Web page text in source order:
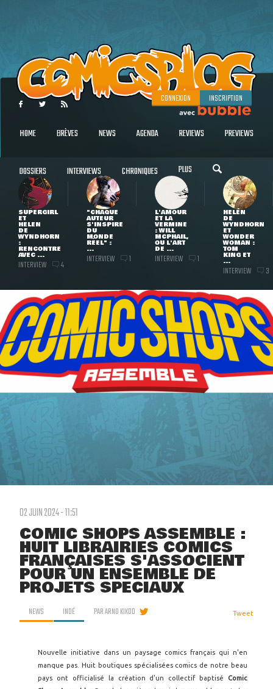
CONNEXION INSCRIPTION
HOME BRÈVES NEWS AGENDA REVIEWS PREVIEWS
DOSSIERS INTERVIEWS CHRONIQUES PLUS
SUPERGIRL
ET
HELEN
DE
WYNDHORN
:
RENCONTRE
AVEC ...
INTERVIEW 4
"CHAQUE
AUTEUR
S'INSPIRE
DU
MONDE
RÉEL" :
...
INTERVIEW 1
L'AMOUR
ET LA
VERMINE
: WILL
MCPHAIL,
OU L'ART
DE ...
INTERVIEW 1
HELEN
DE
WYNDHORN
ET
WONDER
WOMAN :
TOM
KING ET
...
INTERVIEW 3
02 JUIN 2024 - 11:51
COMIC SHOPS ASSEMBLE :
HUIT LIBRAIRIES COMICS
FRANÇAISES S'ASSOCIENT
POUR UN ENSEMBLE DE
PROJETS SPÉCIAUX
NEWS INDÉ PARARNO KIKOO Tweet
Nouvelle initiative dans un paysage comics français qui n'en
manque pas. Huit boutiques spécialisées comics de notre beau
pays ont officialisé la création d'un collectif baptisé Comic